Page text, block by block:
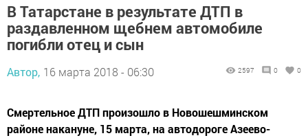
В Татарстане в результате ДТП в
раздавленном щебнем автомобиле
погибли отец и сын
Автор, 16 марта 2018 - 06:30 2597 0 0
Смертельное ДТП произошло в Новошешминском
районе накануне, 15 марта, на автодороге Азеево-